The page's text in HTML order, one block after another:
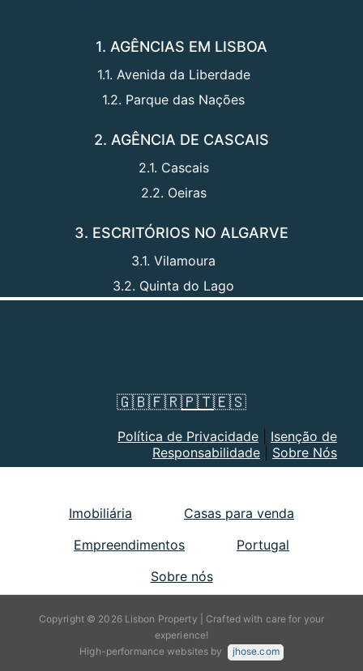
1. AGÊNCIAS EM LISBOA
1.1. Avenida da Liberdade
1.2. Parque das Nações
2. AGÊNCIA DE CASCAIS
2.1. Cascais
2.2. Oeiras
3. ESCRITÓRIOS NO ALGARVE
3.1. Vilamoura
3.2. Quinta do Lago
🇬🇧🇫🇷🇵🇹🇪🇸
Política de Privacidade
Isenção de
Responsabilidade
Sobre Nós
Imobiliária
Casas para venda
Empreendimentos
Portugal
Sobre nós
Copyright © 2026 Lisbon Property | Crafted with care for your
experience!
High-performance websites by
jhose.com